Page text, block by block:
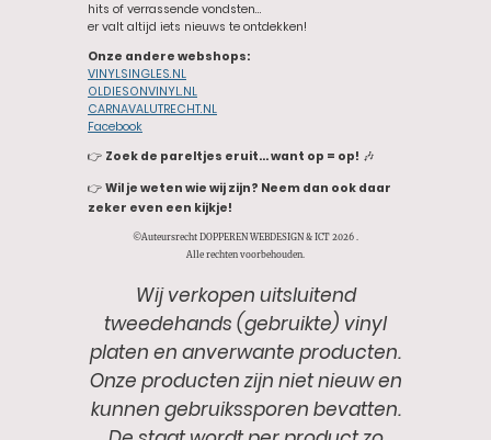
hits of verrassende vondsten…
er valt altijd iets nieuws te ontdekken!
Onze andere webshops:
VINYLSINGLES.NL
OLDIESONVINYL.NL
CARNAVALUTRECHT.NL
Facebook
👉 Zoek de pareltjes eruit… want op = op! 🎶
👉 Wil je weten wie wij zijn? Neem dan ook daar
zeker even een kijkje!
©Auteursrecht DOPPEREN WEBDESIGN & ICT 2026 .
Alle rechten voorbehouden.
Wij verkopen uitsluitend
tweedehands (gebruikte) vinyl
platen en anverwante producten.
Onze producten zijn niet nieuw en
kunnen gebruikssporen bevatten.